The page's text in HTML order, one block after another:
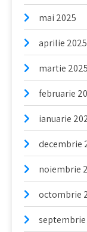
mai 2025
aprilie 2025
martie 2025
februarie
ianuarie
decembrie
noiembrie
octombrie